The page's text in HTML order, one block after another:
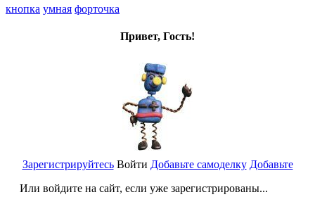
кнопка умная форточка
Привет, Гость!
Зарегистрируйтесь
Или войдите на сайт, если уже зарегистрированы...
Войти Добавьте самоделку Добавьте